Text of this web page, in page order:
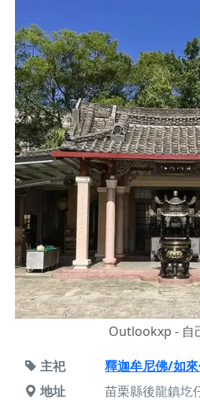
Outlookxp - 自
主祀
釋迦牟尼佛/如
地址
苗栗縣後龍鎮圪